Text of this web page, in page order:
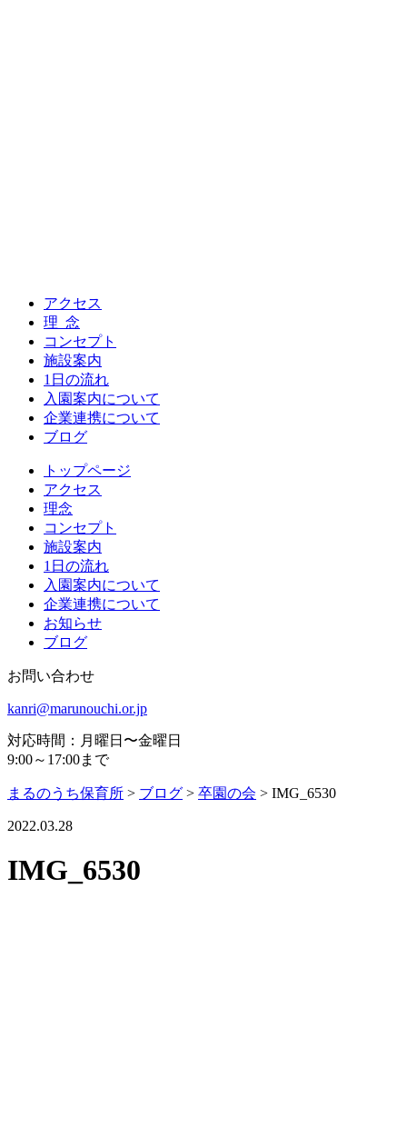
アクセス
理 念
コンセプト
施設案内
1日の流れ
入園案内について
企業連携について
ブログ
トップページ
アクセス
理念
コンセプト
施設案内
1日の流れ
入園案内について
企業連携について
お知らせ
ブログ
お問い合わせ
kanri@marunouchi.or.jp
対応時間：月曜日〜金曜日
9:00～17:00まで
まるのうち保育所 > ブログ > 卒園の会 > IMG_6530
2022.03.28
IMG_6530